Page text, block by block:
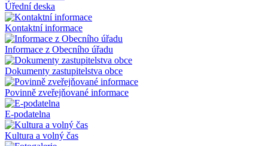
Úřední deska
Kontaktní informace
Informace z Obecního úřadu
Dokumenty zastupitelstva obce
Povinně zveřejňované informace
E-podatelna
Kultura a volný čas